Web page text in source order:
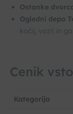
Ostanke
Ogledni depo
kočij, vozil in
Cenik
Kategorija